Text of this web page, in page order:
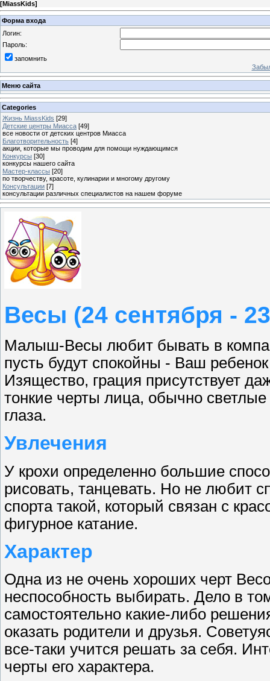
[MiassKids]
Форма входа
Логин:
Пароль:
запомнить
Меню сайта
Categories
Жизнь MiassKids [29]
Детские центры Миасса [49]
все новости от детских центров Миасса
Благотворительность [4]
акции, которые мы проводим для помощи нуждающимся
Конкурсы [30]
конкурсы нашего сайта
Мастер-классы [20]
по творчеству, красоте, кулинарии и многому другому
Консультации [7]
консультации различных специалистов на нашем форуме
Весы (24 сентября -
Малыш-Весы любит бывать в
пусть будут спокойны - Ваш
Изящество, грация присутствует
тонкие черты лица, обычно
глаза.
Увлечения
У крохи определенно большие
рисовать, танцевать. Но не любит
спорта такой, который связан с
фигурное катание.
Характер
Одна из не очень хороших черт
неспособность выбирать. Дело в
самостоятельно какие-либо
оказать родители и друзья.
все-таки учится решать за себя.
черты его характера.